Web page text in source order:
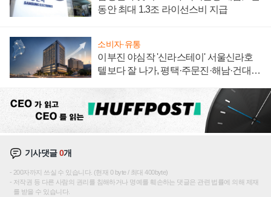
동안 최대 1.3조 라이선스비 지급
소비자·유통
이부진 야심작 '신라스테이' 서울신라호
텔보다 잘 나가, 평택·주문진·해남·건대로
기사댓글0개
200자까지 쓰실 수 있습니다. (현재 0 byte / 최대 400byte)
저작권 등 다른 사람의 권리를 침해하거나 명예를 훼손하는 댓글은 관련 법률에 의해 제재
를 받을 수 있습니다.